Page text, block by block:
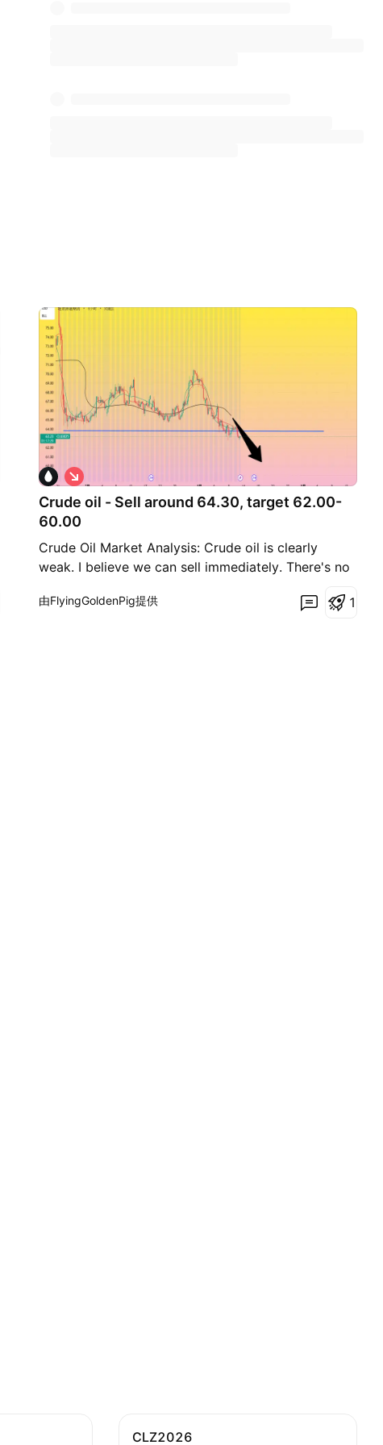
Crude oil - Sell around 64.30, target 62.00-
60.00
Crude Oil Market Analysis: Crude oil is clearly
weak. I believe we can sell immediately. There's no
resistance levels. We can sell directly from a small
做
空
由FlyingGoldenPig提供 1
CLZ2026